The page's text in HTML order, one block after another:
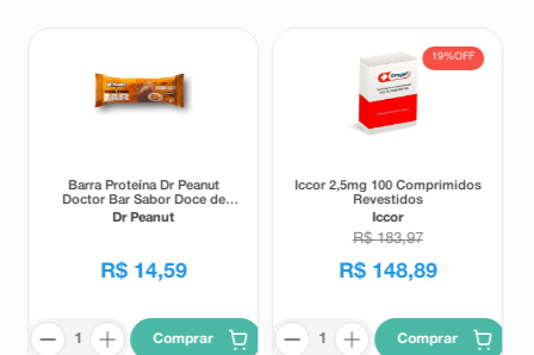
Barra Proteína Dr Peanut
Doctor Bar Sabor Doce de
Leite 62g
Dr Peanut
R$ 14,59
Comprar
19%OFF
Iccor 2,5mg 100 Comprimidos
Revestidos
Iccor
R$ 183,97
R$ 148,89
Comprar